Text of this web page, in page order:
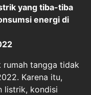
yang tiba-tiba
energi di
rumah tangga tidak
Karena itu,
listrik, kondisi